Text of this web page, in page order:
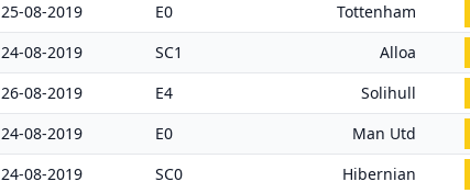
25-08-2019 E0 Tottenham
24-08-2019 SC1 Alloa
26-08-2019 E4 Solihull
24-08-2019 E0 Man Utd
24-08-2019 SC0 Hibernian